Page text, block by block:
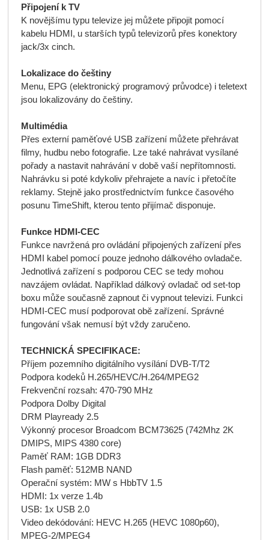
Připojení k TV
K novějšímu typu televize jej můžete připojit pomocí
kabelu HDMI, u starších typů televizorů přes konektory
jack/3x cinch.
Lokalizace do češtiny
Menu, EPG (elektronický programový průvodce) i teletext
jsou lokalizovány do češtiny.
Multimédia
Přes externí paměťové USB zařízení můžete přehrávat
filmy, hudbu nebo fotografie. Lze také nahrávat vysílané
pořady a nastavit nahrávání v době vaší nepřítomnosti.
Nahrávku si poté kdykoliv přehrajete a navíc i přetočíte
reklamy. Stejně jako prostřednictvím funkce časového
posunu TimeShift, kterou tento přijímač disponuje.
Funkce HDMI-CEC
Funkce navržená pro ovládání připojených zařízení přes
HDMI kabel pomocí pouze jednoho dálkového ovladače.
Jednotlivá zařízení s podporou CEC se tedy mohou
navzájem ovládat. Například dálkový ovladač od set-top
boxu může současně zapnout či vypnout televizi. Funkci
HDMI-CEC musí podporovat obě zařízení. Správné
fungování však nemusí být vždy zaručeno.
TECHNICKÁ SPECIFIKACE:
Příjem pozemního digitálního vysílání DVB-T/T2
Podpora kodeků H.265/HEVC/H.264/MPEG2
Frekvenční rozsah: 470-790 MHz
Podpora Dolby Digital
DRM Playready 2.5
Výkonný procesor Broadcom BCM73625 (742Mhz 2K
DMIPS, MIPS 4380 core)
Paměť RAM: 1GB DDR3
Flash paměť: 512MB NAND
Operační systém: MW s HbbTV 1.5
HDMI: 1x verze 1.4b
USB: 1x USB 2.0
Video dekódování: HEVC H.265 (HEVC 1080p60),
MPEG-2/MPEG4